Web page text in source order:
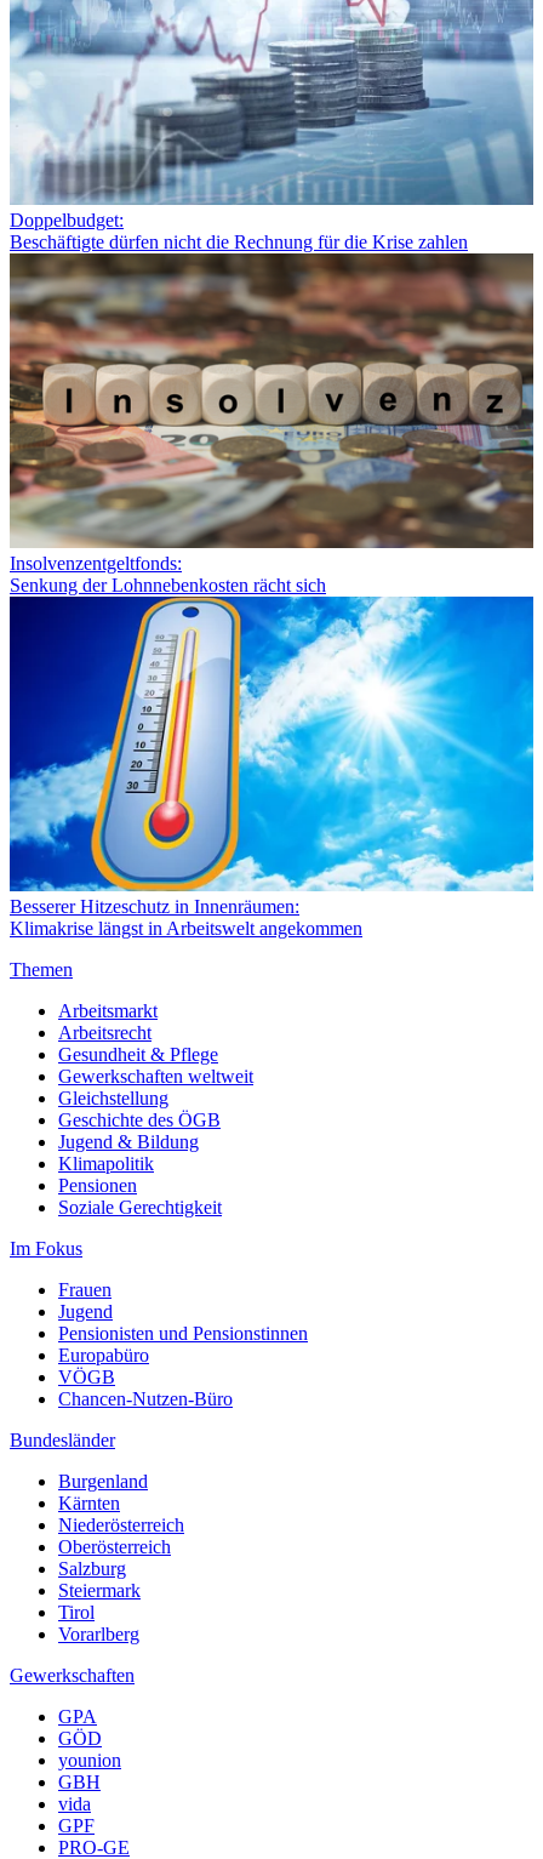
Doppelbudget:
Beschäftigte dürfen nicht die Rechnung für die Krise zahlen
Insolvenzentgeltfonds:
Senkung der Lohnnebenkosten rächt sich
Besserer Hitzeschutz in Innenräumen:
Klimakrise längst in Arbeitswelt angekommen
Themen
Arbeitsmarkt
Arbeitsrecht
Gesundheit & Pflege
Gewerkschaften weltweit
Gleichstellung
Geschichte des ÖGB
Jugend & Bildung
Klimapolitik
Pensionen
Soziale Gerechtigkeit
Im Fokus
Frauen
Jugend
Pensionisten und Pensionstinnen
Europabüro
VÖGB
Chancen-Nutzen-Büro
Bundesländer
Burgenland
Kärnten
Niederösterreich
Oberösterreich
Salzburg
Steiermark
Tirol
Vorarlberg
Gewerkschaften
GPA
GÖD
younion
GBH
vida
GPF
PRO-GE